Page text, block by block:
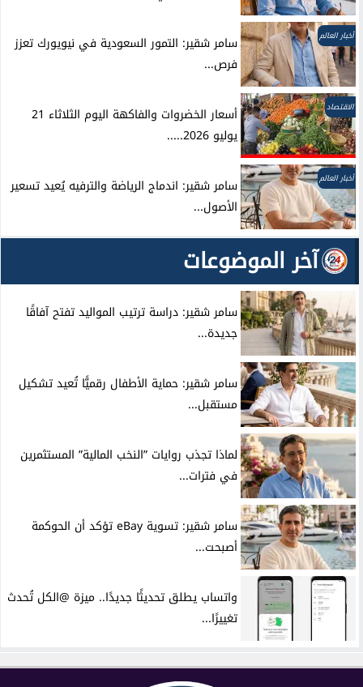
أخبار العالم
سامر شقير: التمور السعودية في نيويورك تعزز
فرص...
الاقتصاد
أسعار الخضروات والفاكهة اليوم الثلاثاء 21
يوليو 2026.....
أخبار العالم
سامر شقير: اندماج الرياضة والترفيه يُعيد تسعير
الأصول...
آخر الموضوعات
سامر شقير: دراسة ترتيب المواليد تفتح آفاقًا
جديدة...
سامر شقير: حماية الأطفال رقميًّا تُعيد تشكيل
مستقبل...
لماذا تجذب روايات ”النخب المالية” المستثمرين
في فترات...
سامر شقير: تسوية eBay تؤكد أن الحوكمة
أصبحت...
واتساب يطلق تحديثًا جديدًا.. ميزة @الكل تُحدث
تغييرًا...